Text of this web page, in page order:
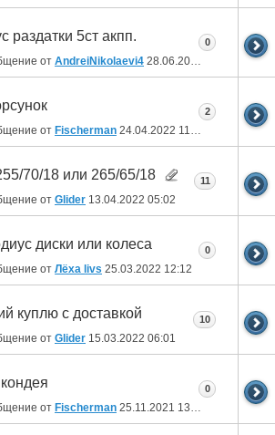
раздатки 5ст акпп.
от AndreiNikolaevi4 28.06.2022
0
от Fischerman 24.04.2022 11:02
2
70/18 или 265/65/18
от Glider 13.04.2022 05:02
11
диски или колеса
от Лёха livs 25.03.2022 12:12
0
куплю с доставкой
от Glider 15.03.2022 06:01
10
от Fischerman 25.11.2021 13:20
0